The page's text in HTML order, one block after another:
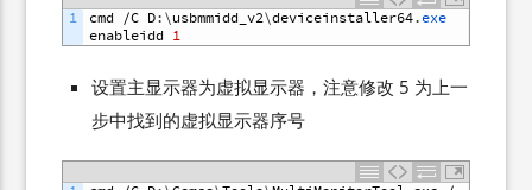
1 cmd /C D:\usbmmidd_v2\deviceinstaller64.
enableidd 1
设置主显示器为虚拟显示器，注意修改 5 为上一
步中找到的虚拟显示器序号